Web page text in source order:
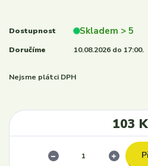
Dostupnost Skladem > 5
Doručíme 10.08.2026 do 17:00.
Nejsme plátci DPH
103